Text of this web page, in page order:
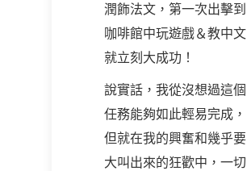
潤飾法文，第一次出擊到
咖啡館中玩遊戲＆教中文
就立刻大成功！
說實話，我從沒想過這個
任務能夠如此輕易完成，
但就在我的興奮和幾乎要
大叫出來的狂歡中，一切